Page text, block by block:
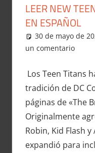
LEER NEW
EN ESPAÑOL
30 de mayo de
un comentario
Los Teen Titans
tradición de DC
páginas de «The
Originalmente
Robin, Kid Flash
expandió para